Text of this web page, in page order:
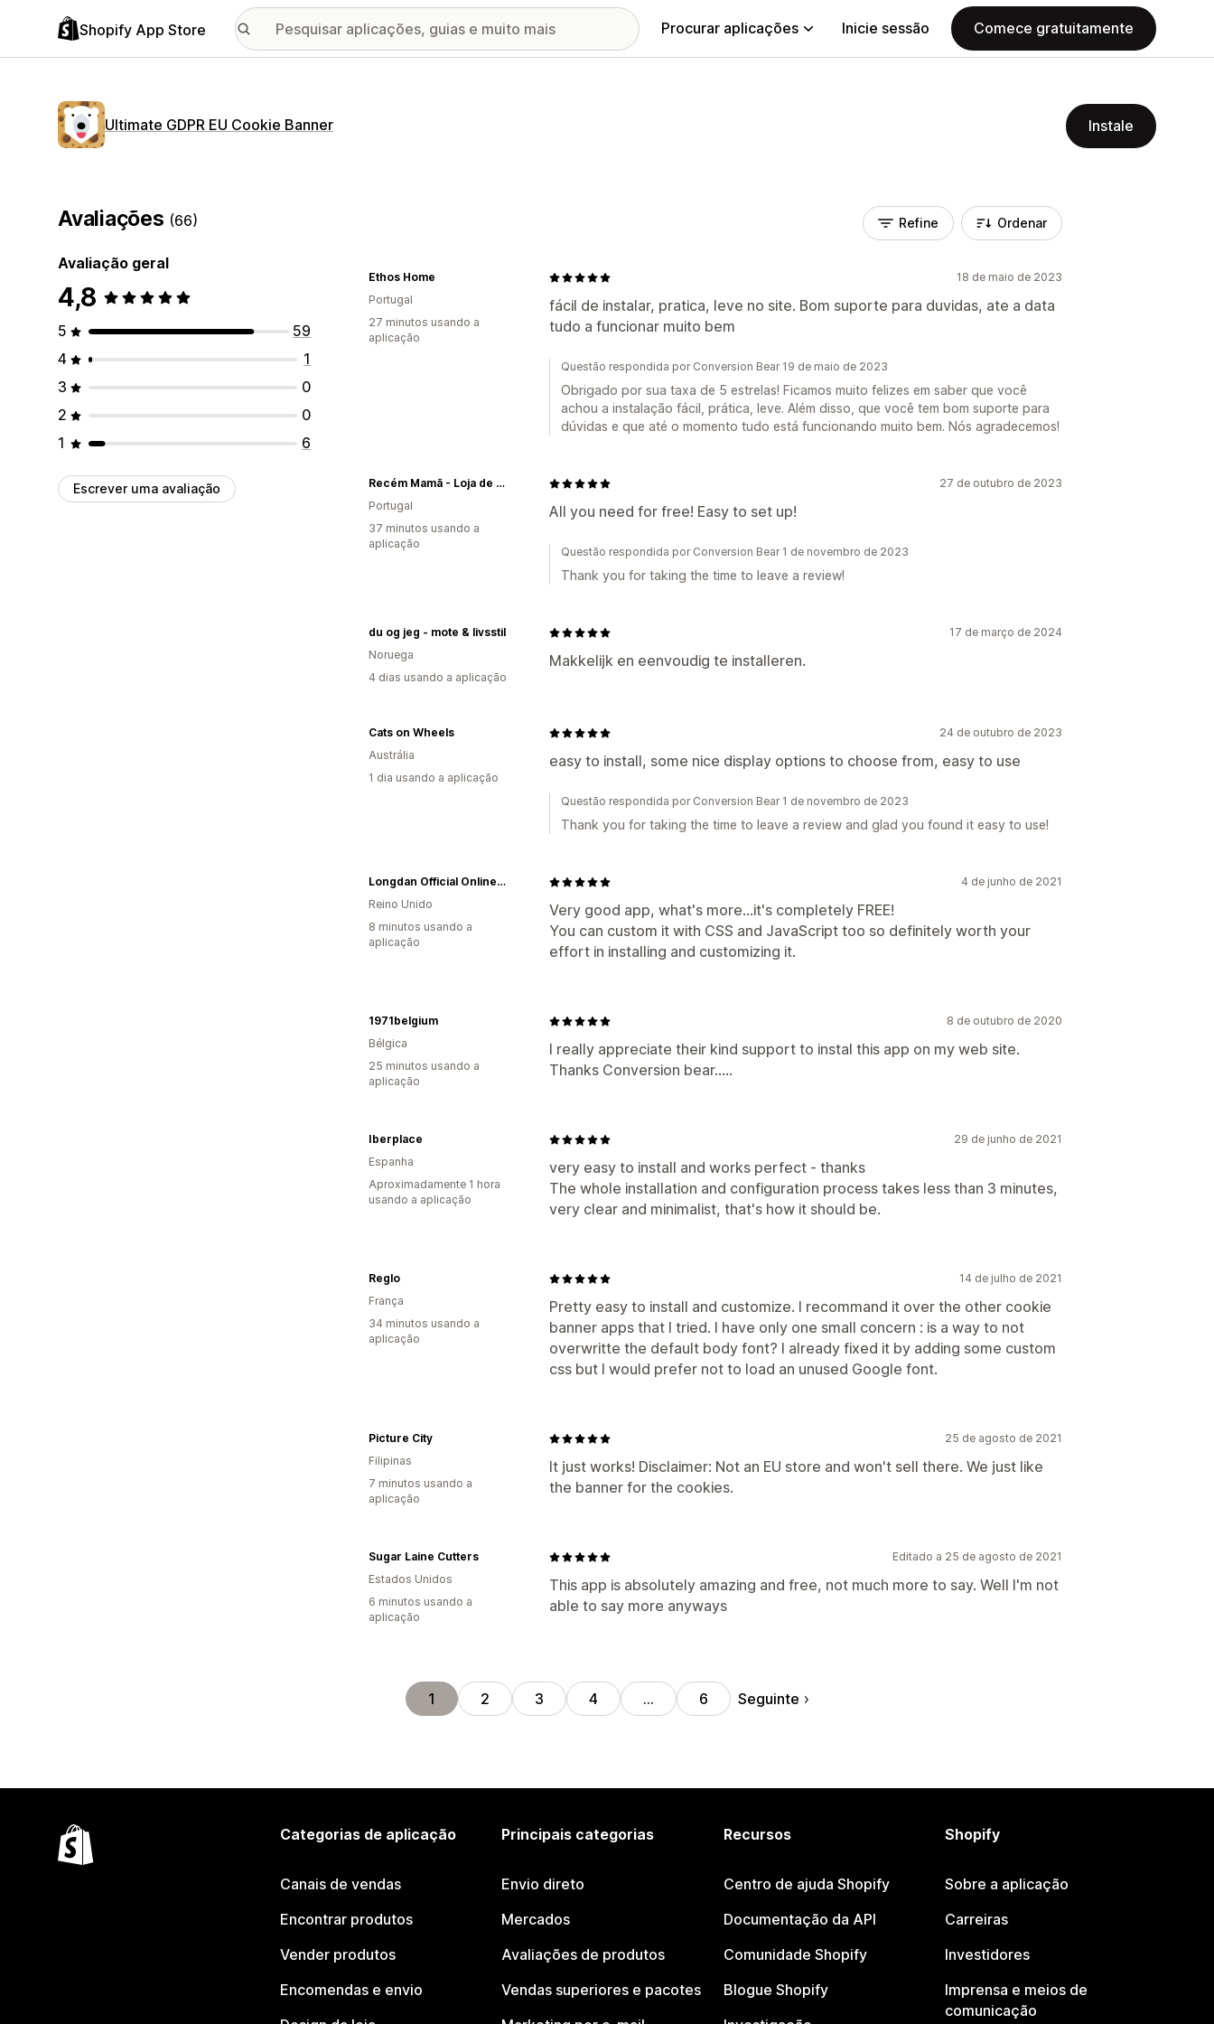
Shopify App Store Procurar aplicações Inicie sessão Comece gratuitamente
Ultimate GDPR EU Cookie Banner Instale
Avaliações (66)
Avaliação geral
4,8
5
59
4
1
3
0
2
0
1
6
Escrever uma avaliação
Refine Ordenar
18 de maio de 2023
fácil de instalar, pratica, leve no site. Bom suporte para duvidas, ate a data
tudo a funcionar muito bem
Ethos Home
Portugal
27 minutos usando a
aplicação
Questão respondida por Conversion Bear 19 de maio de 2023
Obrigado por sua taxa de 5 estrelas! Ficamos muito felizes em saber que você
achou a instalação fácil, prática, leve. Além disso, que você tem bom suporte para
dúvidas e que até o momento tudo está funcionando muito bem. Nós agradecemos!
27 de outubro de 2023
All you need for free! Easy to set up!
Recém Mamã - Loja de bebé e Criança
Portugal
37 minutos usando a
aplicação
Questão respondida por Conversion Bear 1 de novembro de 2023
Thank you for taking the time to leave a review!
17 de março de 2024
Makkelijk en eenvoudig te installeren.
du og jeg - mote & livsstil
Noruega
4 dias usando a aplicação
24 de outubro de 2023
easy to install, some nice display options to choose from, easy to use
Cats on Wheels
Austrália
1 dia usando a aplicação
Questão respondida por Conversion Bear 1 de novembro de 2023
Thank you for taking the time to leave a review and glad you found it easy to use!
4 de junho de 2021
Very good app, what's more...it's completely FREE!
You can custom it with CSS and JavaScript too so definitely worth your
effort in installing and customizing it.
Longdan Official Online Store
Reino Unido
8 minutos usando a
aplicação
8 de outubro de 2020
I really appreciate their kind support to instal this app on my web site.
Thanks Conversion bear.....
1971belgium
Bélgica
25 minutos usando a
aplicação
29 de junho de 2021
very easy to install and works perfect - thanks
The whole installation and configuration process takes less than 3 minutes,
very clear and minimalist, that's how it should be.
Iberplace
Espanha
Aproximadamente 1 hora
usando a aplicação
14 de julho de 2021
Pretty easy to install and customize. I recommand it over the other cookie
banner apps that I tried. I have only one small concern : is a way to not
overwritte the default body font? I already fixed it by adding some custom
css but I would prefer not to load an unused Google font.
Reglo
França
34 minutos usando a
aplicação
25 de agosto de 2021
It just works! Disclaimer: Not an EU store and won't sell there. We just like
the banner for the cookies.
Picture City
Filipinas
7 minutos usando a
aplicação
Editado a 25 de agosto de 2021
This app is absolutely amazing and free, not much more to say. Well I'm not
able to say more anyways
Sugar Laine Cutters
Estados Unidos
6 minutos usando a
aplicação
1 2 3 4 … 6 Seguinte
Categorias de aplicação
Canais de vendas
Encontrar produtos
Vender produtos
Encomendas e envio
Principais categorias
Envio direto
Mercados
Avaliações de produtos
Vendas superiores e pacotes
Recursos
Centro de ajuda Shopify
Documentação da API
Comunidade Shopify
Blogue Shopify
Shopify
Sobre a aplicação
Carreiras
Investidores
Imprensa e meios de
comunicação